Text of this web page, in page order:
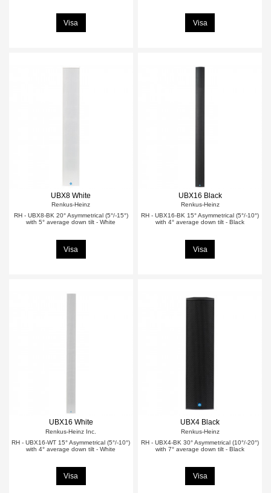
Visa Visa
UBX8 White
Renkus-Heinz
RH - UBX8-BK 20° Asymmetrical (5°/-15°)
with 5° average down tilt - White
Visa
UBX16 Black
Renkus-Heinz
RH - UBX16-BK 15° Asymmetrical (5°/-10°)
with 4° average down tilt - Black
Visa
UBX16 White
Renkus-Heinz Inc.
RH - UBX16-WT 15° Asymmetrical (5°/-10°)
with 4° average down tilt - White
Visa
UBX4 Black
Renkus-Heinz
RH - UBX4-BK 30° Asymmetrical (10°/-20°)
with 7° average down tilt - Black
Visa